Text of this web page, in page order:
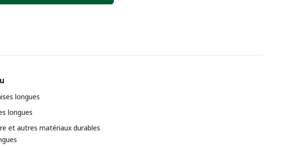
longues
longues
et autres matériaux durables